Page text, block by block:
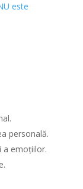
este
personală.
a emoțiilor.